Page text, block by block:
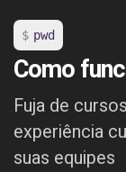
pwd
Como
Fuja de
experiência
suas equipes